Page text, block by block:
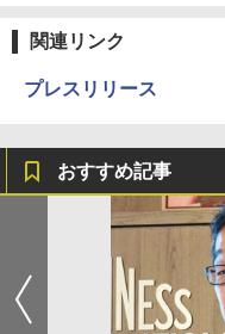
関連リンク
プレスリリース
おすすめ記事